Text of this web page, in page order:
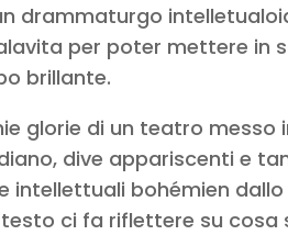
drammaturgo
per poter mettere in
brillante.
glorie di un teatro messo
dive appariscenti e
intellettuali bohémien
ci fa riflettere su cosa